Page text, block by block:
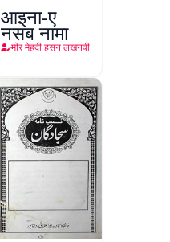
आइना-ए
नसब नामा
मीर मेहदी हसन लखनवी